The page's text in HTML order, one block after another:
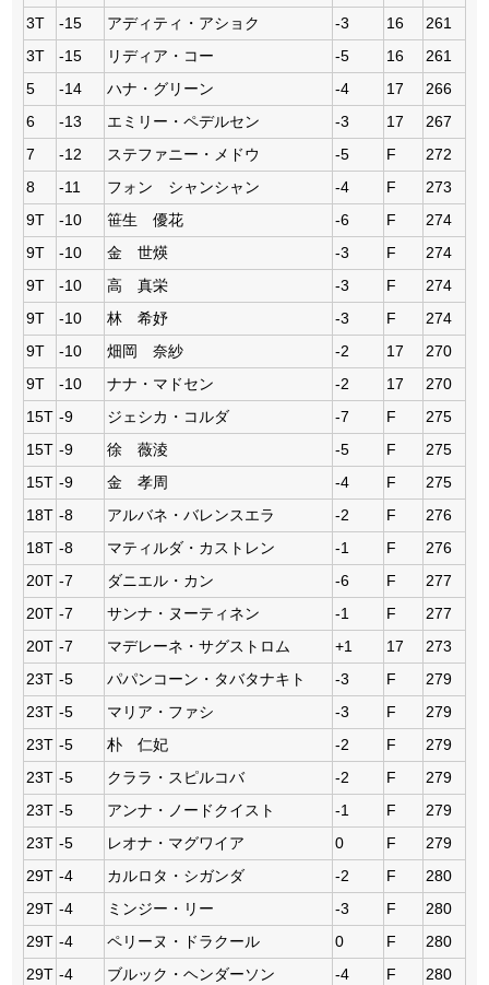
3T
-15 アディティ・アショク -3 16
261
3T
-15 リディア・コー -5 16
261
5
-14 ハナ・グリーン -4 17
266
6
-13 エミリー・ペデルセン -3 17
267
7
-12 ステファニー・メドウ -5 F
272
8
-11 フォン シャンシャン -4 F
273
9T
-10 笹生 優花 -6 F
274
9T
-10 金 世煐 -3 F
274
9T
-10 高 真栄 -3 F
274
9T
-10 林 希妤 -3 F
274
9T
-10 畑岡 奈紗 -2 17
270
9T
-10 ナナ・マドセン -2 17
270
15T -9 ジェシカ・コルダ -7 F
275
15T -9 徐 薇淩 -5 F
275
15T -9 金 孝周 -4 F
275
18T -8 アルバネ・バレンスエラ -2 F
276
18T -8 マティルダ・カストレン -1 F
276
20T -7 ダニエル・カン -6 F
277
20T -7 サンナ・ヌーティネン -1 F
277
20T -7 マデレーネ・サグストロム +1 17
273
23T -5 パパンコーン・タバタナキト -3 F
279
23T -5 マリア・ファシ -3 F
279
23T -5 朴 仁妃 -2 F
279
23T -5 クララ・スピルコバ -2 F
279
23T -5 アンナ・ノードクイスト -1 F
279
23T -5 レオナ・マグワイア 0 F
279
29T -4 カルロタ・シガンダ -2 F
280
29T -4 ミンジー・リー -3 F
280
29T -4 ペリーヌ・ドラクール 0 F
280
29T -4 ブルック・ヘンダーソン -4 F
280